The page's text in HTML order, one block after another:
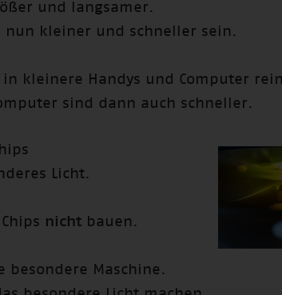
und langsamer.
nun kleiner und schneller sein.
kleinere Handys und Computer
sind dann auch schneller.
Licht.
nicht bauen.
besondere Maschine.